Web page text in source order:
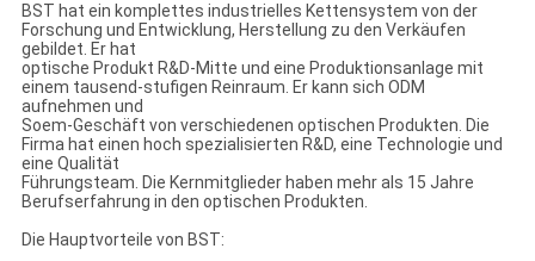
BST hat ein komplettes industrielles Kettensystem von der
Forschung und Entwicklung, Herstellung zu den Verkäufen
gebildet. Er hat
optische Produkt R&D-Mitte und eine Produktionsanlage mit
einem tausend-stufigen Reinraum. Er kann sich ODM
aufnehmen und
Soem-Geschäft von verschiedenen optischen Produkten. Die
Firma hat einen hoch spezialisierten R&D, eine Technologie und
eine Qualität
Führungsteam. Die Kernmitglieder haben mehr als 15 Jahre
Berufserfahrung in den optischen Produkten.
Die Hauptvorteile von BST: